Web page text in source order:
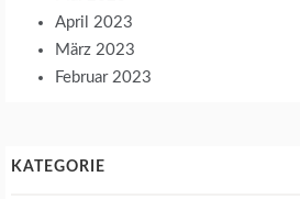
April 2023
März 2023
Februar 2023
KATEGORIE